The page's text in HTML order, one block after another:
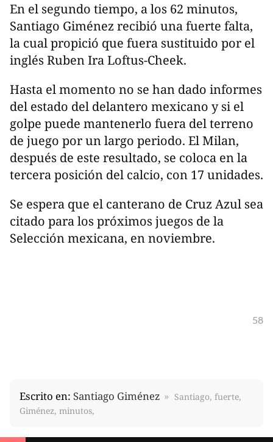
En el segundo tiempo, a los 62 minutos,
Santiago Giménez recibió una fuerte falta,
la cual propició que fuera sustituido por el
inglés Ruben Ira Loftus-Cheek.
Hasta el momento no se han dado informes
del estado del delantero mexicano y si el
golpe puede mantenerlo fuera del terreno
de juego por un largo periodo. El Milan,
después de este resultado, se coloca en la
tercera posición del calcio, con 17 unidades.
Se espera que el canterano de Cruz Azul sea
citado para los próximos juegos de la
Selección mexicana, en noviembre.
58
Escrito en: Santiago Giménez
Santiago, fuerte,
Giménez, minutos,